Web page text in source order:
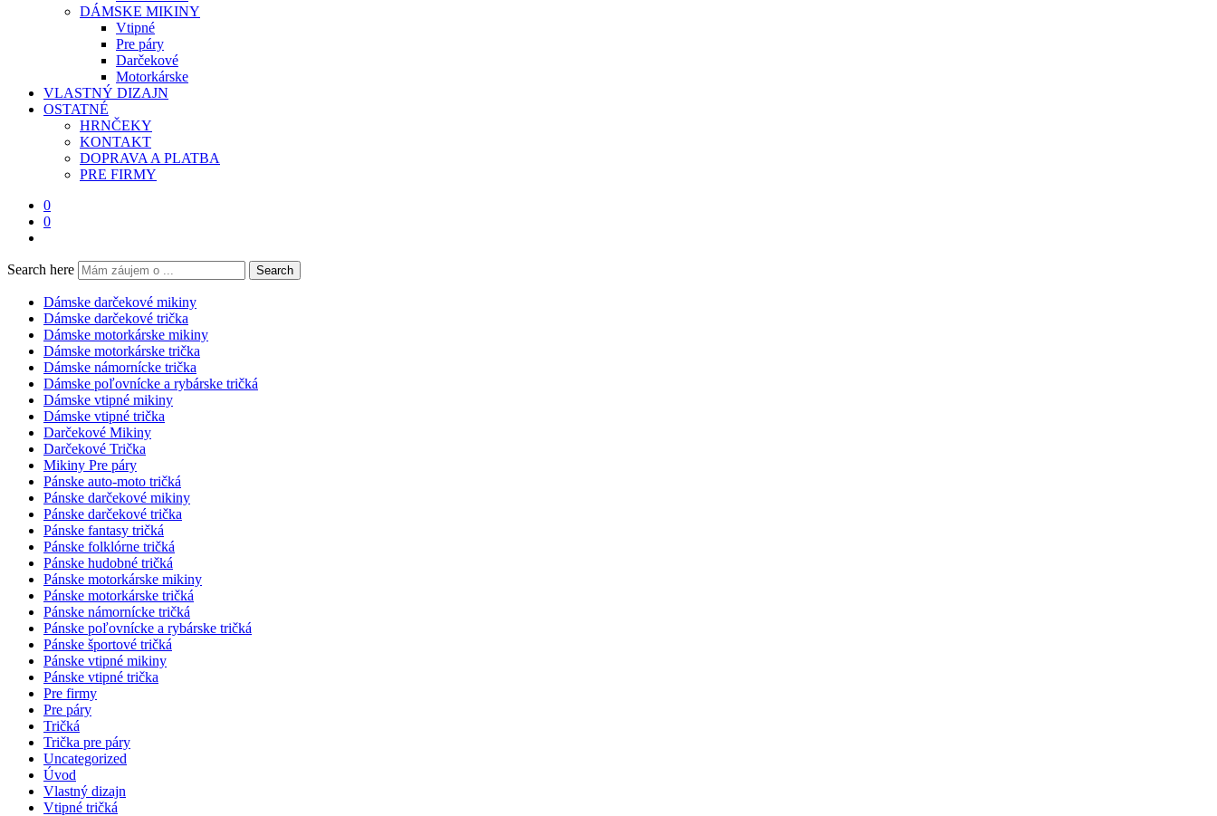
DÁMSKE MIKINY
Vtipné
Pre páry
Darčekové
Motorkárske
VLASTNÝ DIZAJN
OSTATNÉ
HRNČEKY
KONTAKT
DOPRAVA A PLATBA
PRE FIRMY
0
0
Search here Search
Dámske darčekové mikiny
Dámske darčekové trička
Dámske motorkárske mikiny
Dámske motorkárske trička
Dámske námornícke trička
Dámske poľovnícke a rybárske tričká
Dámske vtipné mikiny
Dámske vtipné trička
Darčekové Mikiny
Darčekové Trička
Mikiny Pre páry
Pánske auto-moto tričká
Pánske darčekové mikiny
Pánske darčekové trička
Pánske fantasy tričká
Pánske folklórne tričká
Pánske hudobné tričká
Pánske motorkárske mikiny
Pánske motorkárske tričká
Pánske námornícke tričká
Pánske poľovnícke a rybárske tričká
Pánske športové tričká
Pánske vtipné mikiny
Pánske vtipné trička
Pre firmy
Pre páry
Tričká
Trička pre páry
Uncategorized
Úvod
Vlastný dizajn
Vtipné tričká